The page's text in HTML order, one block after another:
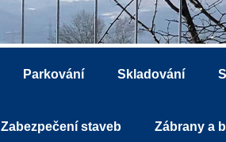
Parkování Skladování
Zabezpečení staveb Zábrany a